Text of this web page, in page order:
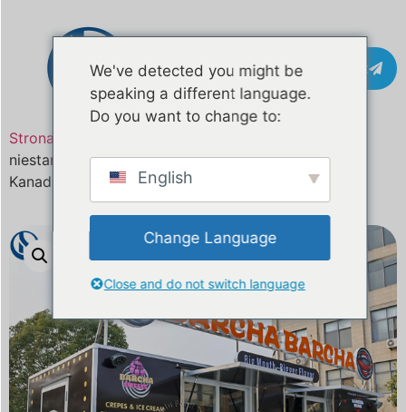
Kontakt
Strona główna
niestandardowy, mobilny food truck na sprzedaż w
Kanadzie | Uzyskaj zniżkę już dziś
We've detected you might be
speaking a different language.
Do you want to change to:
English
Change Language
Close and do not switch language